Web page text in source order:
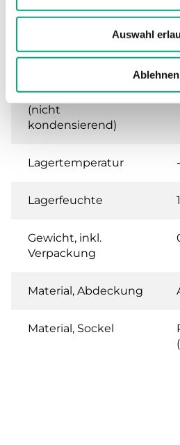
Auswahl
Ablehnen
Geräteklasse
Schutzart
Umgebungsfeuchte
(nicht
kondensierend)
Lagertemperatur
Lagerfeuchte
Gewicht, inkl.
Verpackung
Material, Abdeckung
Material, Sockel